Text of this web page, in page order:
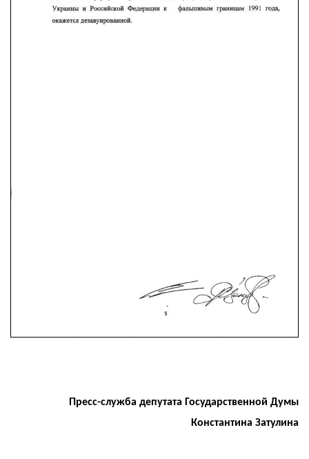
Пресс-служба депутата Государственной Думы
Константина Затулина